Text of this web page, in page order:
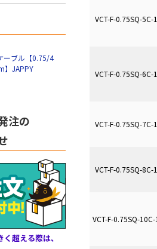
ーブル【0.75/4
】JAPPY
注の
超える際は、
VCT-F-0.75SQ-5C-
VCT-F-0.75SQ-6C-
VCT-F-0.75SQ-7C-
VCT-F-0.75SQ-8C-
VCT-F-0.75SQ-